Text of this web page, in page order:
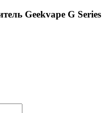
Geekvape G Series